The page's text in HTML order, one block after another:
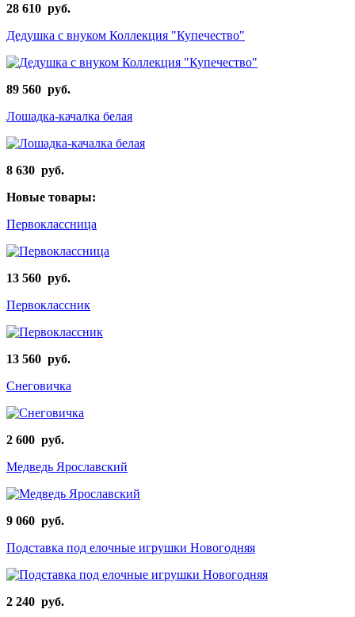
28 610 руб.
Дедушка с внуком Коллекция "Купечество"
89 560 руб.
Лошадка-качалка белая
8 630 руб.
Новые товары:
Первоклассница
13 560 руб.
Первоклассник
13 560 руб.
Снеговичка
2 600 руб.
Медведь Ярославский
9 060 руб.
Подставка под елочные игрушки Новогодняя
2 240 руб.